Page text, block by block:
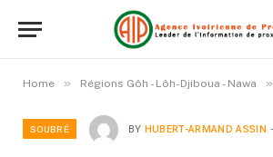
Home » Régions Gôh - Lôh-Djiboua - Nawa »
SOUBRÉ BY HUBERT-ARMAND ASSIN